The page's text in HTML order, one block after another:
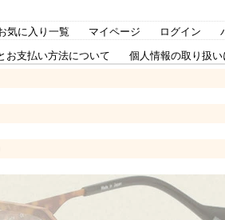
気に入り一覧
マイページ ログイン
お支払い方法について
個人情報の取り扱い